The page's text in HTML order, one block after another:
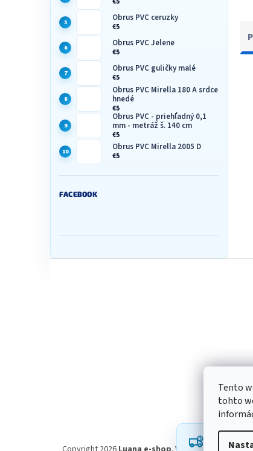
Tento
tohto
Obrus PVC ceruzky
€5
Obrus PVC Jelene
€5
Obrus PVC guličky malé
€5
Obrus PVC Mirella 180 A srdce
hnedé
€5
Obrus PVC - priehľadný 0,1
mm - metráž š. 140 cm
€5
Obrus PVC Mirella 2005 D
€5
FACEBOOK